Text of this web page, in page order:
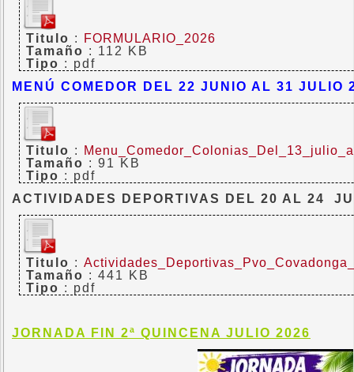
Titulo :
FORMULARIO_2026
Tamaño : 112 KB
Tipo : pdf
MENÚ COMEDOR DEL 22 JUNIO AL 31 JULIO
Titulo :
Tamaño : 91 KB
Tipo : pdf
ACTIVIDADES DEPORTIVAS DEL 20 AL 24
Titulo :
Tamaño : 441 KB
Tipo : pdf
JORNADA FIN 2ª QUINCENA JULIO 2026